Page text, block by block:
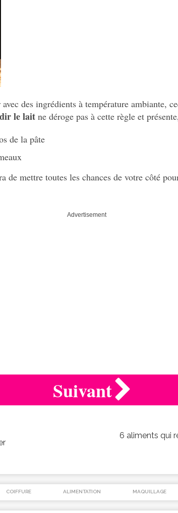
des ingrédients à température ambiante,
le lait ne déroge pas à cette règle et
de la pâte
de mettre toutes les chances de votre côté
Advertisement
Suivant
6 aliments qui
COIFFURE ALIMENTATION MAQUILLAGE